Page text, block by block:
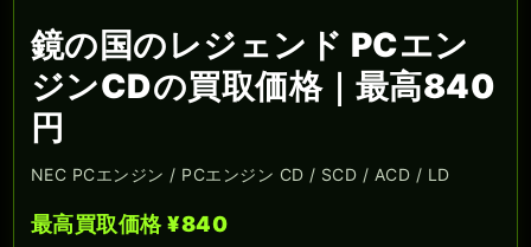
鏡の国のレジェンド PCエン
ジンCDの買取価格｜最高840
円
NEC PCエンジン / PCエンジン CD / SCD / ACD / LD
最高買取価格 ¥840